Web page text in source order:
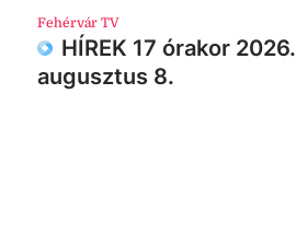
Fehérvár TV
HÍREK 17 órakor 2026.
augusztus 8.